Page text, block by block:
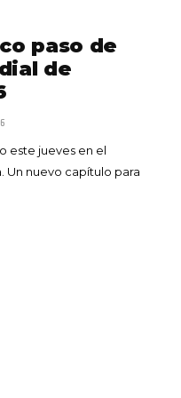
paso de
de
este jueves en el
Un nuevo capítulo para
la Momposina: el
a la gran